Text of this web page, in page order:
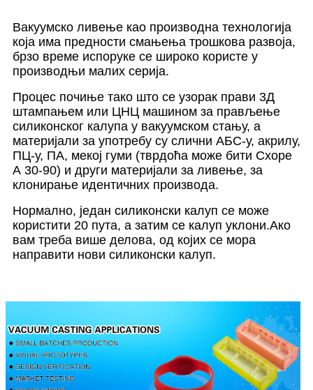
Вакуумско ливење као производна технологија
која има предности смањења трошкова развоја,
брзо време испоруке се широко користе у
производњи малих серија.
Процес почиње тако што се узорак прави 3Д
штампањем или ЦНЦ машином за прављење
силиконског калупа у вакуумском стању, а
материјали за употребу су слични АБС-у, акрилу,
ПЦ-у, ПА, мекој гуми (тврдоћа може бити Схоре
А 30-90) и други материјали за ливење, за
клонирање идентичних производа.
Нормално, један силиконски калуп се може
користити 20 пута, а затим се калуп уклони.Ако
вам треба више делова, од којих се мора
направити нови силиконски калуп.